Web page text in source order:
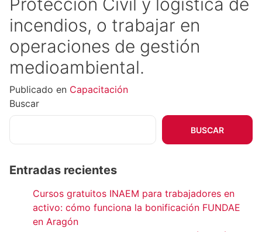
incendios, o trabajar en
operaciones de gestión
medioambiental.
Publicado en Capacitación
Buscar
BUSCAR
Entradas recientes
Cursos gratuitos INAEM para trabajadores en
activo: cómo funciona la bonificación FUNDAE
en Aragón